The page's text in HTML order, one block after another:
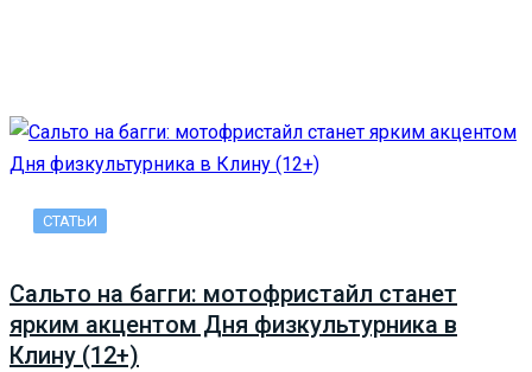
СТАТЬИ
Сальто на багги: мотофристайл станет
ярким акцентом Дня физкультурника в
Клину (12+)